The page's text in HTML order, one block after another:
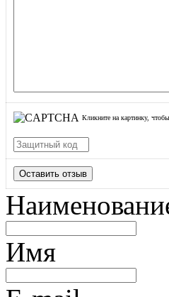
Кликните на картинку,
Оставить отзыв
Имя